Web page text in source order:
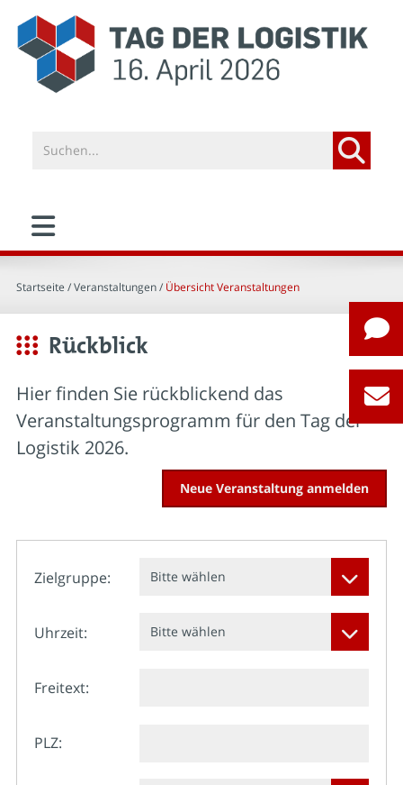
Startseite / Veranstaltungen / Übersicht Veranstaltungen
Rückblick
Hier finden Sie rückblickend das
Veranstaltungsprogramm für den Tag der
Logistik 2026.
Neue Veranstaltung anmelden
Zielgruppe: Bitte wählen
Uhrzeit: Bitte wählen
Freitext:
PLZ: